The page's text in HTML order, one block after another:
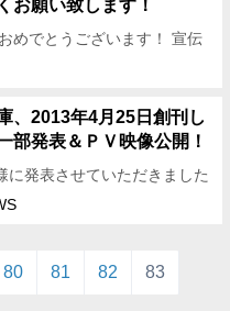
お願い致します！
めでとうございます！ 宣伝
ーラップ文庫の創刊発表を行
、2013年4月25日創刊し
部発表＆ＰＶ映像公開！
に発表させていただきました
オーバーラップ文庫が創刊と
80 81 82 83